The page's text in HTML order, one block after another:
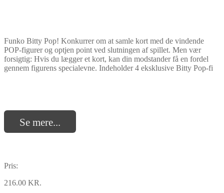
Funko Bitty Pop! Konkurrer om at samle kort med de vindende
POP-figurer og optjen point ved slutningen af spillet. Men vær
forsigtig: Hvis du lægger et kort, kan din modstander få en fordel
gennem figurens specialevne. Indeholder 4 eksklusive Bitty Pop-fi
Se mere...
Pris:
216.00 KR.